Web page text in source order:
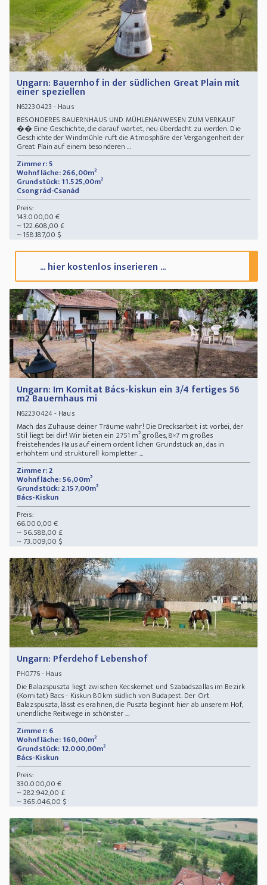
Ungarn: Bauernhof in der südlichen Great Plain mit
einer speziellen
N62230423 - Haus
BESONDERES BAUERNHAUS UND MÜHLENANWESEN ZUM VERKAUF
�� Eine Geschichte, die darauf wartet, neu überdacht zu werden. Die
Geschichte der Windmühle ruft die Atmosphäre der Vergangenheit der
Great Plain auf einem besonderen ...
Zimmer: 5
Wohnfläche: 266,00m²
Grundstück: 11.525,00m²
Csongrád-Csanád
Preis:
143.000,00 €
~ 122.608,00 £
~ 158.187,00 $
... hier kostenlos inserieren ...
Ungarn: Im Komitat Bács-kiskun ein 3/4 fertiges 56
m2 Bauernhaus mi
N62230424- Haus
Mach das Zuhause deiner Träume wahr! Die Drecksarbeit ist vorbei, der
Stil liegt bei dir! Wir bieten ein 2751 m² großes, 8×7 m großes
freistehendes Haus auf einem ordentlichen Grundstück an, das in
erhöhtem und strukturell kompletter ...
Zimmer: 2
Wohnfläche: 56,00m²
Grundstück: 2.157,00m²
Bács-Kiskun
Preis:
66.000,00 €
~ 56.588,00 £
~ 73.009,00 $
Ungarn: Pferdehof Lebenshof
PH0776- Haus
Die Balazspuszta liegt zwischen Kecskemet und Szabadszallas im Bezirk
(Komitat) Bacs - Kiskun 80km südlich von Budapest. Der Ort
Balazspuszta, lässt es erahnen, die Puszta beginnt hier ab unserem Hof,
unendliche Reitwege in schönster ...
Zimmer: 6
Wohnfläche: 160,00m²
Grundstück: 12.000,00m²
Bács-Kiskun
Preis:
330.000,00 €
~ 282.942,00 £
~ 365.046,00 $